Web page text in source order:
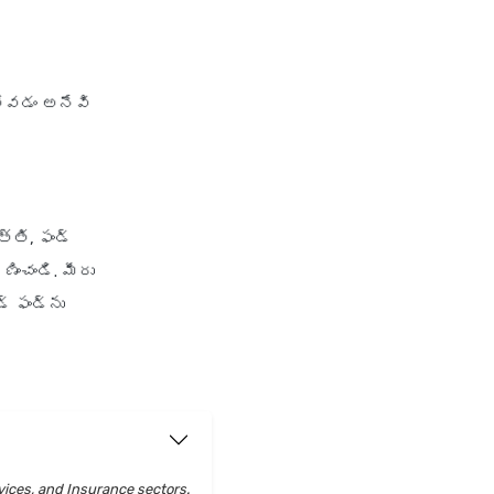
అనేవి
ఫండ్
మీరు
and Insurance sectors.